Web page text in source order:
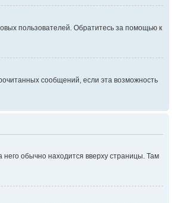
пользователей. Обратитесь за помощью к
сообщений, если эта возможность
него обычно находится вверху страницы. Там